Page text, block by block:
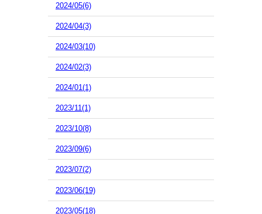
2024/05(6)
2024/04(3)
2024/03(10)
2024/02(3)
2024/01(1)
2023/11(1)
2023/10(8)
2023/09(6)
2023/07(2)
2023/06(19)
2023/05(18)